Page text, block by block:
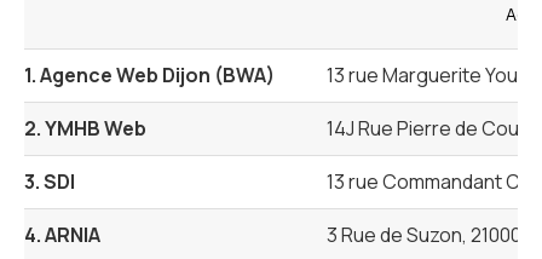
1. Agence Web Dijon (BWA)
13 rue Marguerite
2. YMHB Web
14J Rue Pierre de
3. SDI
13 rue Commandant
4. ARNIA
3 Rue de Suzon, 21000